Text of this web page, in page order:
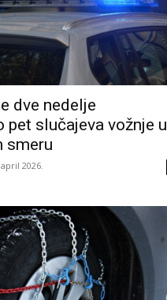
dve nedelje
pet slučajeva vožnje u
smeru
2026.